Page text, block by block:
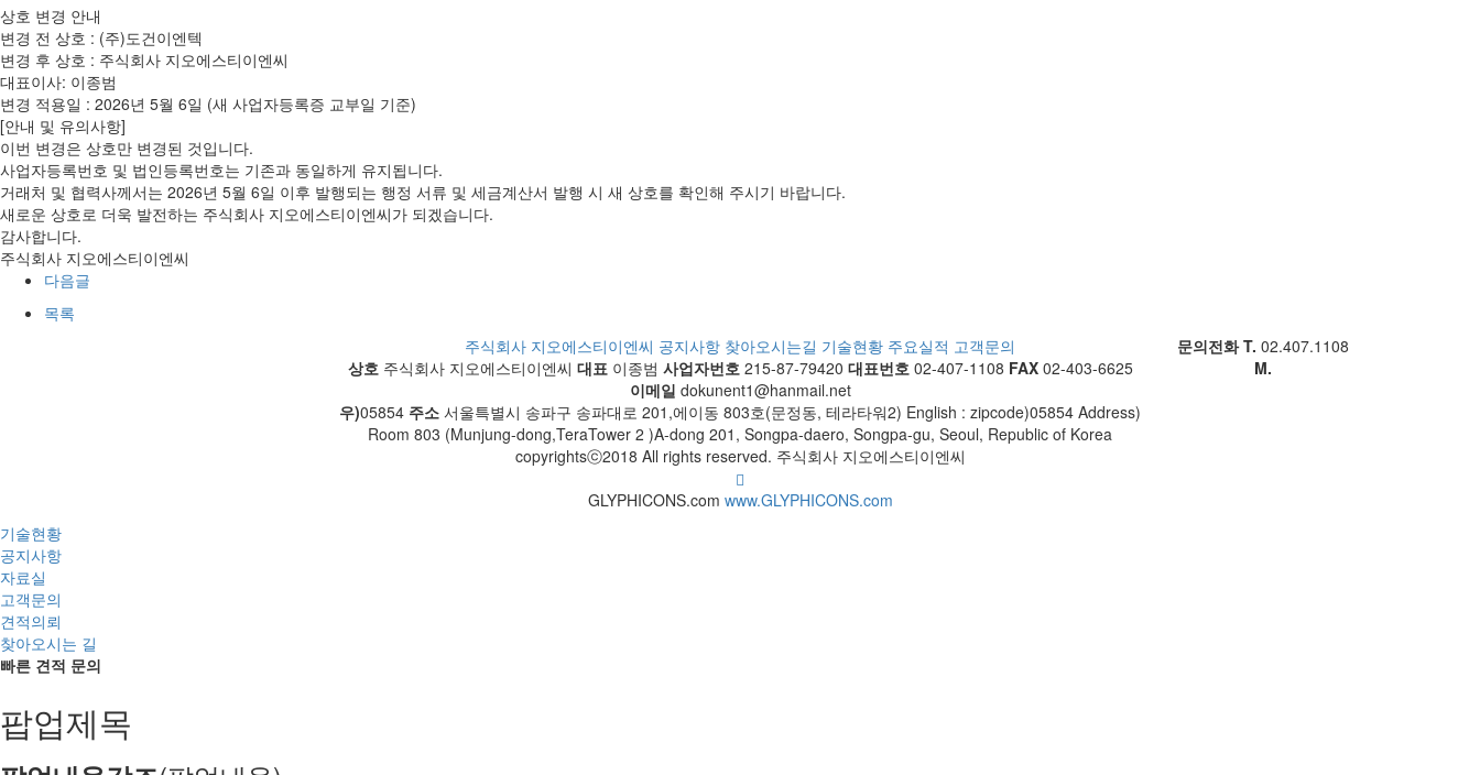
상호 변경 안내
변경 전 상호 : (주)도건이엔텍
변경 후 상호 : 주식회사 지오에스티이엔씨
대표이사: 이종범
변경 적용일 : 2026년 5월 6일 (새 사업자등록증 교부일 기준)
[안내 및 유의사항]
이번 변경은 상호만 변경된 것입니다.
사업자등록번호 및 법인등록번호는 기존과 동일하게 유지됩니다.
거래처 및 협력사께서는 2026년 5월 6일 이후 발행되는 행정 서류 및 세금계산서 발행 시 새 상호를 확인해 주시기 바랍니다.
새로운 상호로 더욱 발전하는 주식회사 지오에스티이엔씨가 되겠습니다.
감사합니다.
주식회사 지오에스티이엔씨
다음글
목록
주식회사 지오에스티이엔씨 공지사항 찾아오시는길 기술현황 주요실적 고객문의
상호주식회사 지오에스티이엔씨 대표이종범 사업자번호215-87-79420 대표번호02-407-1108 FAX02-403-6625
이메일 dokunent1@hanmail.net
우)05854 주소 서울특별시 송파구 송파대로 201,에이동 803호(문정동, 테라타워2) English : zipcode)05854 Address)
Room 803 (Munjung-dong,TeraTower 2 )A-dong 201, Songpa-daero, Songpa-gu, Seoul, Republic of Korea
copyrightsⓒ2018 All rights reserved. 주식회사 지오에스티이엔씨
문의전화 T. 02.407.1108
M.
GLYPHICONS.com www.GLYPHICONS.com
기술현황
공지사항
자료실
고객문의
견적의뢰
찾아오시는 길
빠른 견적 문의
팝업제목